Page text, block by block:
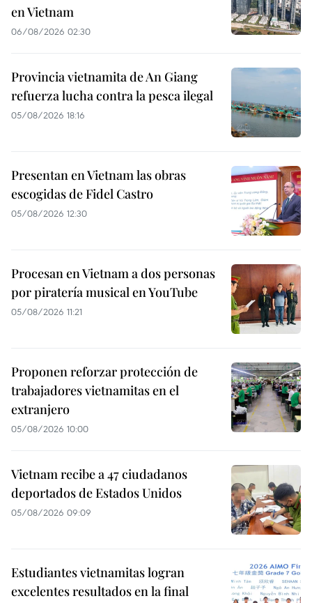
en Vietnam
06/08/2026 02:30
Provincia vietnamita de An Giang
refuerza lucha contra la pesca ilegal
05/08/2026 18:16
Presentan en Vietnam las obras
escogidas de Fidel Castro
05/08/2026 12:30
Procesan en Vietnam a dos personas
por piratería musical en YouTube
05/08/2026 11:21
Proponen reforzar protección de
trabajadores vietnamitas en el
extranjero
05/08/2026 10:00
Vietnam recibe a 47 ciudadanos
deportados de Estados Unidos
05/08/2026 09:09
Estudiantes vietnamitas logran
excelentes resultados en la final